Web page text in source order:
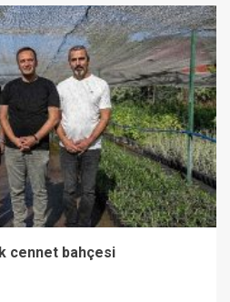
cennet bahçesi